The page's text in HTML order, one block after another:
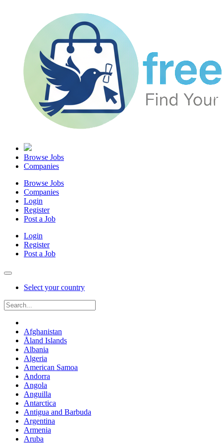
Browse Jobs
Companies
Browse Jobs
Companies
Login
Register
Post a Job
Login
Register
Post a Job
Select your country
Afghanistan
Åland Islands
Albania
Algeria
American Samoa
Andorra
Angola
Anguilla
Antarctica
Antigua and Barbuda
Argentina
Armenia
Aruba